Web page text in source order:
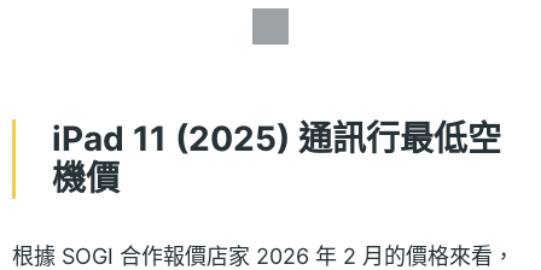
iPad 11 (2025) 通訊行最低空
機價
根據 SOGI 合作報價店家 2026 年 2 月的價格來看，